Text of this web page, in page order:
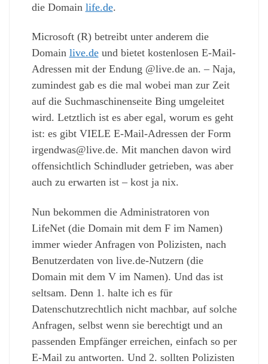
die Domain life.de.
Microsoft (R) betreibt unter anderem die
Domain live.deund bietet kostenlosen E-Mail-
Adressen mit der Endung @live.de an. – Naja,
zumindest gab es die mal wobei man zur Zeit
auf die Suchmaschinenseite Bing umgeleitet
wird. Letztlich ist es aber egal, worum es geht
ist: es gibt VIELE E-Mail-Adressen der Form
irgendwas@live.de. Mit manchen davon wird
offensichtlich Schindluder getrieben, was aber
auch zu erwarten ist – kost ja nix.
Nun bekommen die Administratoren von
LifeNet (die Domain mit dem F im Namen)
immer wieder Anfragen von Polizisten, nach
Benutzerdaten von live.de-Nutzern (die
Domain mit dem V im Namen). Und das ist
seltsam. Denn 1. halte ich es für
Datenschutzrechtlich nicht machbar, auf solche
Anfragen, selbst wenn sie berechtigt und an
passenden Empfänger erreichen, einfach so per
E-Mail zu antworten. Und 2. sollten Polizisten